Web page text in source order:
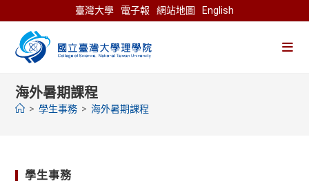
to
content
臺灣大學 電子報 網站地圖 English
海外暑期課程
> 學生事務 > 海外暑期課程
學生事務